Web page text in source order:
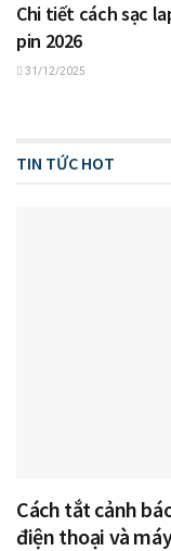
Chi tiết cách sạc
pin 2026
31/12/2025
TIN TỨC HOT
Cách tắt cảnh
điện thoại và